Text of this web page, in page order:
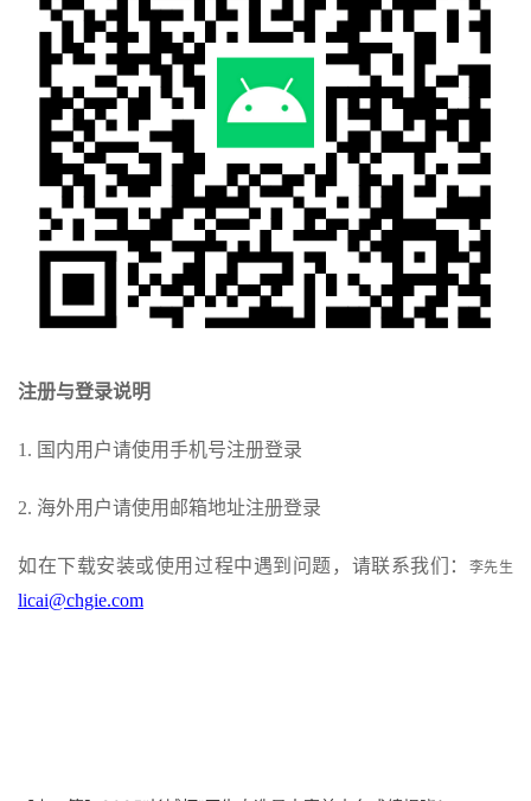
注册与登录说明
1. 国内用户请使用手机号注册登录
2. 海外用户请使用邮箱地址注册登录
如在下载安装或使用过程中遇到问题，请联系我们： 李先生
licai@chgie.com